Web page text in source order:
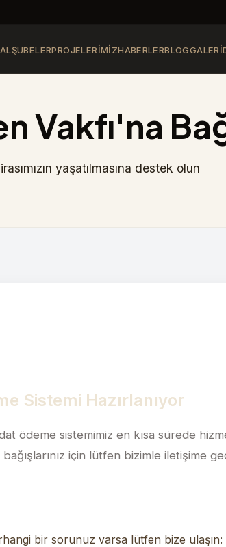
ŞUBELERPROJELERIMIZHABERLERBLOGGALERI
Vakfı'na
yaşatılmasına destek olun
Sistemi Hazırlanıyor
ödeme sistemimiz en kısa sürede
için lütfen bizimle iletişime
bir sorunuz varsa lütfen bize ulaşın: